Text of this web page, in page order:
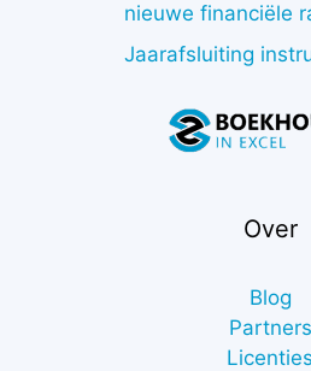
nieuwe financiële
Jaarafsluiting
Over
Blog
Partners
Licenties